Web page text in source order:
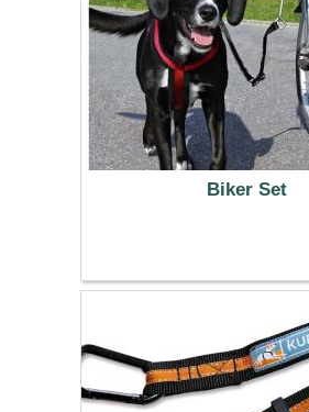
Biker Set
29.99 €